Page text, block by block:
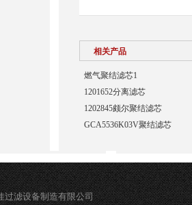
相关产品
燃气聚结滤芯1
1201652分离滤芯
1202845颇尔聚结滤芯
GCA5536K03V聚结滤芯
过滤设备制造有限公司